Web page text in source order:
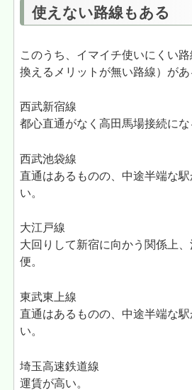
使えない路線もある
このうち、イマイチ使いにくい
換えるメリットが無い路線）があ
西武新宿線
都心直通がなく高田馬場接続にな
西武池袋線
直通はあるものの、中途半端な
い。
大江戸線
大回りして新宿に向かう関係上
便。
東武東上線
直通はあるものの、中途半端な
い。
埼玉高速鉄道線
運賃が高い。